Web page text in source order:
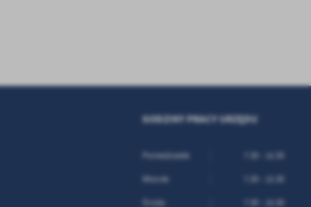
GODZINY PRACY URZĘDU
Poniedziałek
Wtorek
Środa